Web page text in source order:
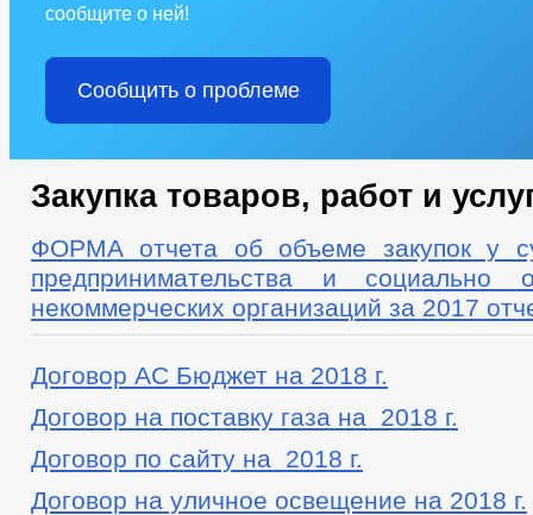
сообщите о ней!
Сообщить о проблеме
Закупка товаров, работ и
ФОРМА отчета об объеме закупок у
предпринимательства и социально
некоммерческих организаций за 2017
Договор АС Бюджет на 2018 г.
Договор на поставку газа на 2018 г.
Договор по сайту на 2018 г.
Договор на уличное освещение на 2018 г.